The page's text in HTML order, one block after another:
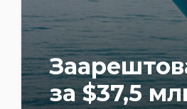
за $37,5